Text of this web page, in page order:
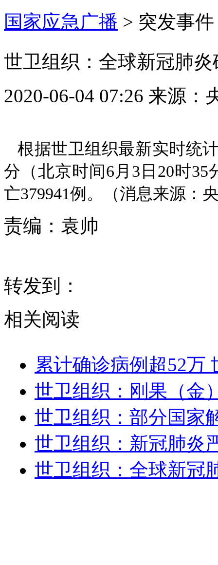
国家应急广播 > 突发事件
世卫组织：全球新冠肺
2020-06-04 07:26 来源：
根据世卫组织最新实时统
分（北京时间6月3日20时35
亡379941例。
（消息来源：
责编： 袁帅
转发到：
相关阅读
累计确诊病例超52万
世卫组织：刚果（金
世卫组织：部分国家
世卫组织：新冠肺炎
世卫组织：全球新冠